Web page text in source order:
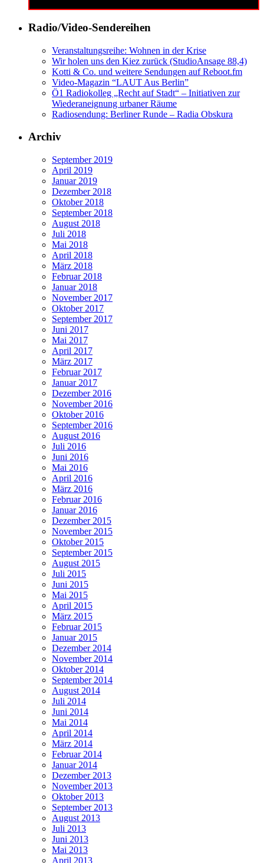
Radio/Video-Sendereihen
Veranstaltungsreihe: Wohnen in der Krise
Wir holen uns den Kiez zurück (StudioAnsage 88,4)
Kotti & Co. und weitere Sendungen auf Reboot.fm
Video-Magazin “LAUT Aus Berlin”
Ö1 Radiokolleg „Recht auf Stadt“ – Initiativen zur
Wiederaneignung urbaner Räume
Radiosendung: Berliner Runde – Radia Obskura
Archiv
September 2019
April 2019
Januar 2019
Dezember 2018
Oktober 2018
September 2018
August 2018
Juli 2018
Mai 2018
April 2018
März 2018
Februar 2018
Januar 2018
November 2017
Oktober 2017
September 2017
Juni 2017
Mai 2017
April 2017
März 2017
Februar 2017
Januar 2017
Dezember 2016
November 2016
Oktober 2016
September 2016
August 2016
Juli 2016
Juni 2016
Mai 2016
April 2016
März 2016
Februar 2016
Januar 2016
Dezember 2015
November 2015
Oktober 2015
September 2015
August 2015
Juli 2015
Juni 2015
Mai 2015
April 2015
März 2015
Februar 2015
Januar 2015
Dezember 2014
November 2014
Oktober 2014
September 2014
August 2014
Juli 2014
Juni 2014
Mai 2014
April 2014
März 2014
Februar 2014
Januar 2014
Dezember 2013
November 2013
Oktober 2013
September 2013
August 2013
Juli 2013
Juni 2013
Mai 2013
April 2013